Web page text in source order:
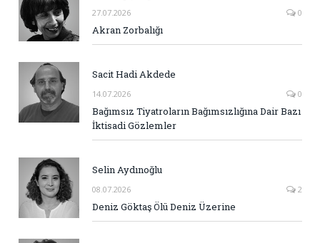
27.07.2026 0
Akran Zorbalığı
Sacit Hadi Akdede
14.07.2026 0
Bağımsız Tiyatroların Bağımsızlığına Dair Bazı
İktisadi Gözlemler
Selin Aydınoğlu
08.07.2026 2
Deniz Göktaş Ölü Deniz Üzerine